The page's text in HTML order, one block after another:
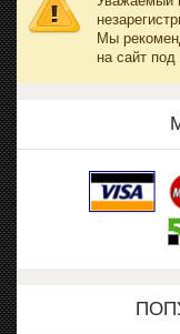
Мы
на сайт